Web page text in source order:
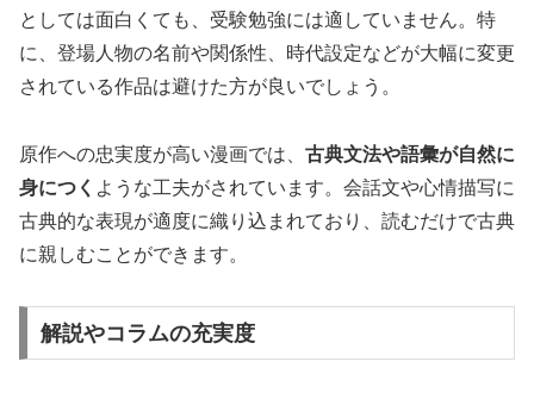
としては面白くても、受験勉強には適していません。特
に、登場人物の名前や関係性、時代設定などが大幅に変更
されている作品は避けた方が良いでしょう。
原作への忠実度が高い漫画では、 古典文法や語彙が自然に
身につく ような工夫がされています。会話文や心情描写に
古典的な表現が適度に織り込まれており、読むだけで古典
に親しむことができます。
解説やコラムの充実度